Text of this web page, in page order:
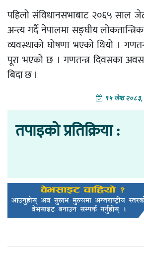
पहिलो संविधानसभाबाट २०६५ साल
अन्त्य गर्दै नेपालमा सङ्घीय
व्यवस्थाको घोषणा भएको थियो ।
पूरा भएको छ । गणतन्त्र दिवसका
बिदा छ ।
१५ जेष्ठ २०८३,
तपाइको प्रतिक्रिया :